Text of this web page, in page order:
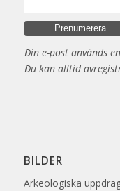
Din e-post används
Du kan alltid
BILDER
Arkeologiska